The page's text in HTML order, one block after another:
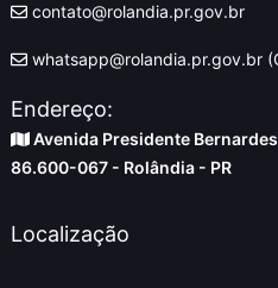
contato@rolandia.pr.gov.br
whatsapp@rolandia.pr.gov.br
Endereço:
Avenida Presidente
86.600-067 - Rolândia - PR
Localização